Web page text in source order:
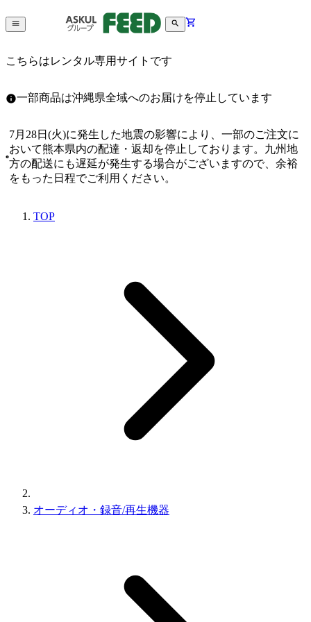
こちらはレンタル専用サイトです
一部商品は沖縄県全域へのお届けを停止しています
7月28日(火)に発生した地震の影響により、一部のご注文に
おいて熊本県内の配達・返却を停止しております。九州地
方の配送にも遅延が発生する場合がございますので、余裕
をもった日程でご利用ください。
TOP
オーディオ・録音/再生機器